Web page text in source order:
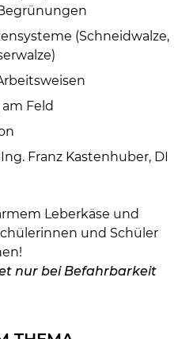
content
(Schneidwalze,
Feld
Franz Kastenhuber, DI
Leberkäse und
und Schüler
nur bei Befahrbarkeit